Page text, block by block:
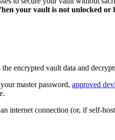
your vault is not unlocked or
encrypted vault data and
master password, approved
internet connection (or, if self-